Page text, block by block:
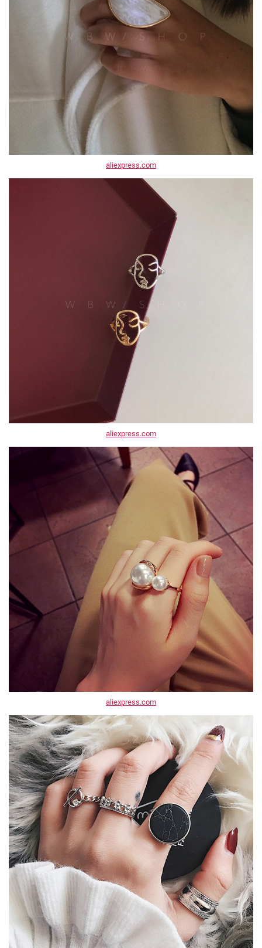
aliexpress.com
aliexpress.com
aliexpress.com